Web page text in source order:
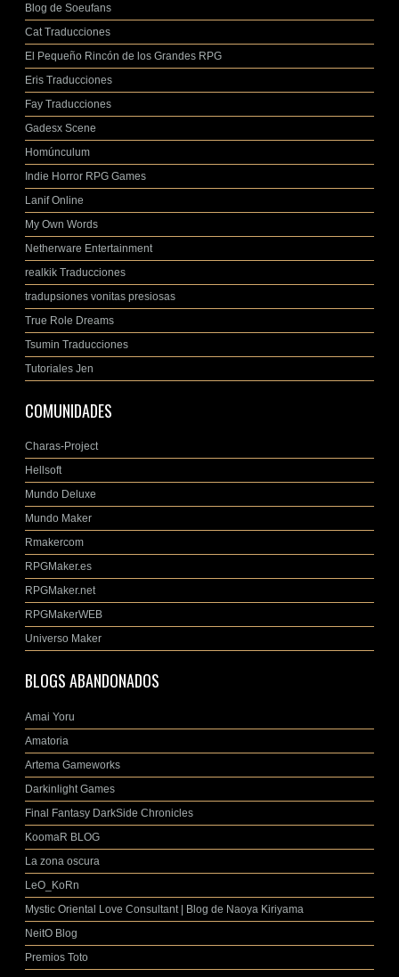
Blog de Soeufans
Cat Traducciones
El Pequeño Rincón de los Grandes RPG
Eris Traducciones
Fay Traducciones
Gadesx Scene
Homúnculum
Indie Horror RPG Games
Lanif Online
My Own Words
Netherware Entertainment
realkik Traducciones
tradupsiones vonitas presiosas
True Role Dreams
Tsumin Traducciones
Tutoriales Jen
COMUNIDADES
Charas-Project
Hellsoft
Mundo Deluxe
Mundo Maker
Rmakercom
RPGMaker.es
RPGMaker.net
RPGMakerWEB
Universo Maker
BLOGS ABANDONADOS
Amai Yoru
Amatoria
Artema Gameworks
Darkinlight Games
Final Fantasy DarkSide Chronicles
KoomaR BLOG
La zona oscura
LeO_KoRn
Mystic Oriental Love Consultant | Blog de Naoya Kiriyama
NeitO Blog
Premios Toto